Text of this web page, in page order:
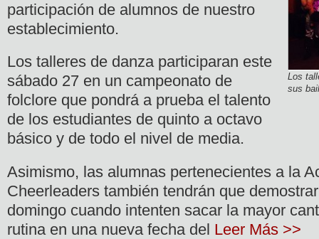
Los
sus
participación de alumnos de nuestro
establecimiento.
Los talleres de danza participaran este
sábado 27 en un campeonato de
folclore que pondrá a prueba el talento
de los estudiantes de quinto a octavo
básico y de todo el nivel de media.
Asimismo, las alumnas pertenecientes a la
Cheerleaders también tendrán que
domingo cuando intenten sacar la mayor
rutina en una nueva fecha del Leer Más >>